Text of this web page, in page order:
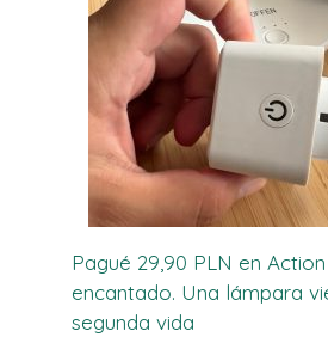
Pagué 29,90 PLN en
encantado. Una lámpara
segunda vida